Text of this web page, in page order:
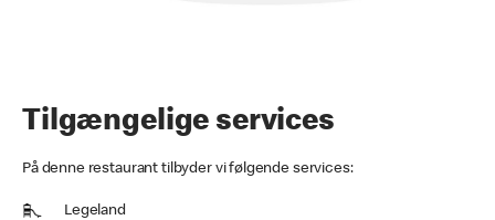
Tilgængelige services
På denne restaurant tilbyder vi følgende services:
Legeland